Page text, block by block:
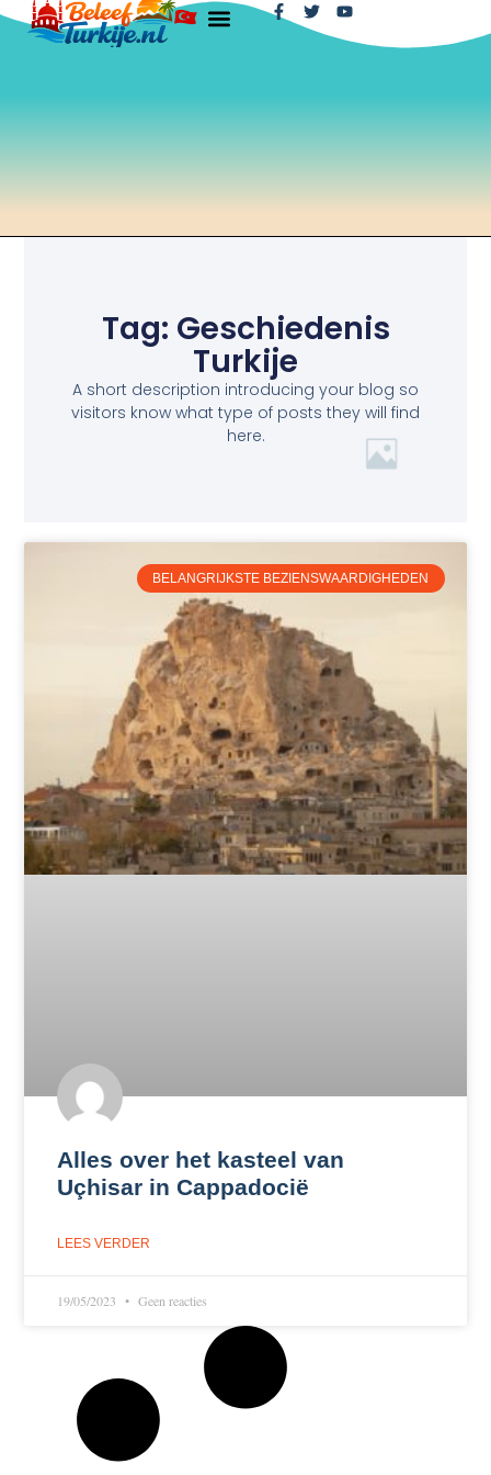
Tag: Geschiedenis
Turkije
A short description introducing your blog so
visitors know what type of posts they will find
here.
BELANGRIJKSTE BEZIENSWAARDIGHEDEN
Alles over het kasteel van
Uçhisar in Cappadocië
LEES VERDER
19/05/2023 Geen reacties